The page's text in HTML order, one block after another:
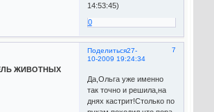
14:53:45)
0
Поделиться 7
27-
10-2009 19:24:34
ЖИВОТНЫХ
Да,Ольга уже именно
так точно и решила,на
днях кастрит!Столько по